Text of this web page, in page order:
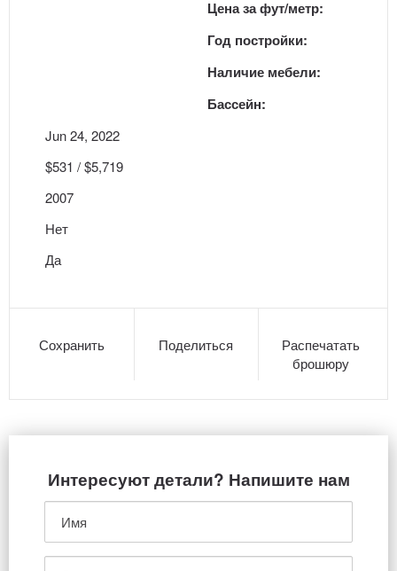
Цена за фут/метр:
Год постройки:
Наличие мебели:
Бассейн:
Jun 24, 2022
$531 / $5,719
2007
Нет
Да
Сохранить Поделиться
Распечатать
брошюру
Интересуют детали? Напишите нам